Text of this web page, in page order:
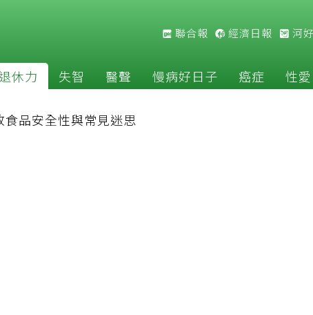
聯合報 經濟日報 河
退休力 失智 醫聲 慢病好日子 癌症 性愛
品安全性與常見迷思